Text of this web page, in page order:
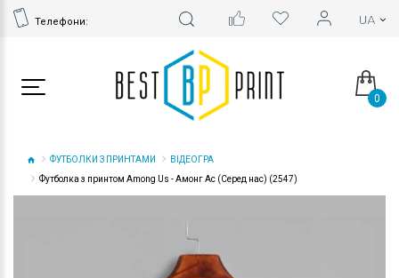
Телефони:
0
ФУТБОЛКИ З ПРИНТАМИ
ВІДЕОГРА
Футболка з принтом Among Us - Амонг Ас (Серед нас) (2547)